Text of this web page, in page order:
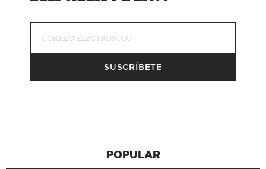
POPULAR